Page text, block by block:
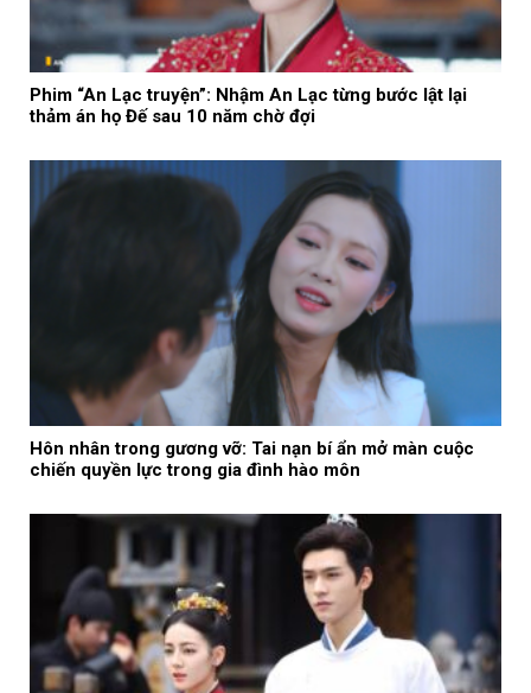
Phim “An Lạc truyện”: Nhậm An Lạc từng bước lật lại
thảm án họ Đế sau 10 năm chờ đợi
Hôn nhân trong gương vỡ: Tai nạn bí ẩn mở màn cuộc
chiến quyền lực trong gia đình hào môn